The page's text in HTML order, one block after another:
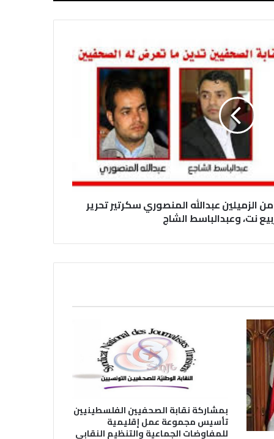
نقابة الصحفيين العراقيين تستقبل طلبة
كلية الإعلام بجامعة المستقبل في بابل
في احتفالية عيد الصحافة النجفية
بمناسبة مرور ١١٢ عاما على صدور أول
صحيفة (العلم)
في عيد الصحافة العراقية تحية لكل
الصحفيين ولأرواح شهداء الصحافة
العراقيين
يطالب السلطات السودانية بالإفراج
الفوري عن الزميل الصحفي اسحق
احمد فضل الله
يدعو الى دعم القضية الفلسطينية
وحقوق الشعب الفلسطيني
الزميلين عبدالله المنصوري سكرتير تحرير
نت، وعبدالباسط الشاج
بمشاركة نقابة الصحفيين الفلسطينيين
تأسيس مجموعة عمل إقليمية
للمفاوضات الجماعية والتنظيم النقابي